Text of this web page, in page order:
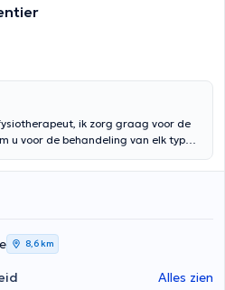
ik zorg graag voor de
u voor de behandeling van elk type
Naast algemene fysiotherapie volg
voorschrift voor fysiotherapie te
8,6 km
Alles zien